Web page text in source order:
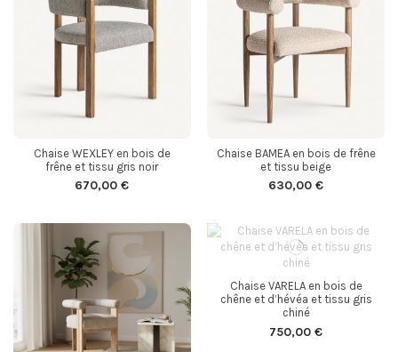
Chaise WEXLEY en bois de
frêne et tissu gris noir
670,00 €
Chaise BAMEA en bois de frêne
et tissu beige
630,00 €
Chaise VARELA en bois de
chêne et d’hévéa et tissu gris
chiné
750,00 €